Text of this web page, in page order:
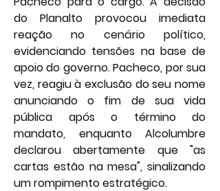
do Planalto provocou imediata
reação no cenário político,
evidenciando tensões na base de
apoio do governo. Pacheco, por sua
vez, reagiu à exclusão do seu nome
anunciando o fim de sua vida
pública após o término do
mandato, enquanto Alcolumbre
declarou abertamente que "as
cartas estão na mesa", sinalizando
um rompimento estratégico.